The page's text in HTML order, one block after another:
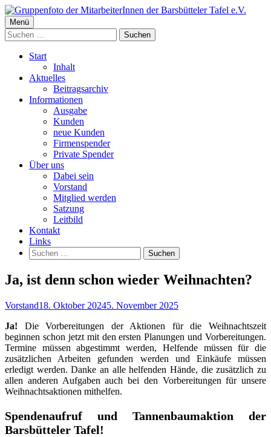
Springe
zum
Inhalt
Barsbütteler Tafel e. V.
Primäres
Menü
Menü
Suchen
nach:
Start
Inhalt
Aktuelles
Beitragsarchiv
Informationen
Ausgabe
Kunden
neue Kunden
Firmenspender
Private Spender
Über uns
Dabei sein
Vorstand
Mitglied werden
Satzung
Leitbild
Kontakt
Links
Suchen
nach:
Ja, ist denn schon wieder Weihnachten?
Autor
VorstandVeröffentlicht
18. Oktober 20245. November 2025
Ja! Die Vorbereitungen der Aktionen für die Weihnachtszeit
beginnen schon jetzt mit den ersten Planungen und Vorbereitungen.
Termine müssen abgestimmt werden, Helfende müssen für die
zusätzlichen Arbeiten gefunden werden und Einkäufe müssen
erledigt werden. Danke an alle helfenden Hände, die zusätzlich zu
allen anderen Aufgaben auch bei den Vorbereitungen für unsere
Weihnachtsaktionen mithelfen.
Spendenaufruf und Tannenbaumaktion der
Barsbütteler Tafel!